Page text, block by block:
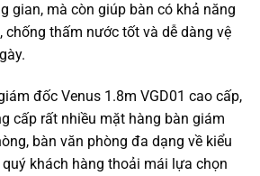
gian, mà còn giúp bàn có khả năng
chống thấm nước tốt và dễ dàng vệ
đốc Venus 1.8m VGD01 cao cấp,
cấp rất nhiều mặt hàng bàn giám
bàn văn phòng đa dạng về kiểu
khách hàng thoải mái lựa chọn